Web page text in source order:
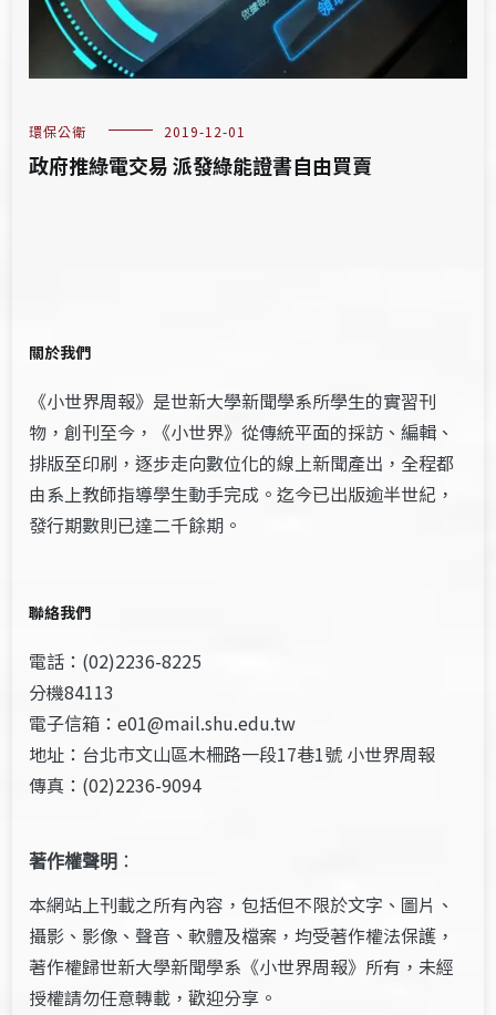
環保公衛 2019-12-01
政府推綠電交易 派發綠能證書自由買賣
關於我們
《小世界周報》是世新大學新聞學系所學生的實習刊
物，創刊至今，《小世界》從傳統平面的採訪、編輯、
排版至印刷，逐步走向數位化的線上新聞產出，全程都
由系上教師指導學生動手完成。迄今已出版逾半世紀，
發行期數則已達二千餘期。
聯絡我們
電話：(02)2236-8225
分機84113
電子信箱：e01@mail.shu.edu.tw
地址：台北市文山區木柵路一段17巷1號 小世界周報
傳真：(02)2236-9094
著作權聲明 ：
本網站上刊載之所有內容，包括但不限於文字、圖片、
攝影、影像、聲音、軟體及檔案，均受著作權法保護，
著作權歸世新大學新聞學系《小世界周報》所有，未經
授權請勿任意轉載，歡迎分享。